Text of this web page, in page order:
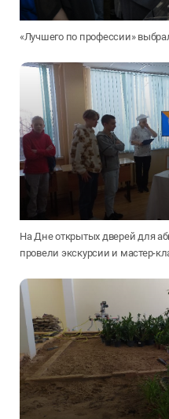
«Лучшего по профессии»
На Дне открытых дверей для
провели экскурсии и мастер-